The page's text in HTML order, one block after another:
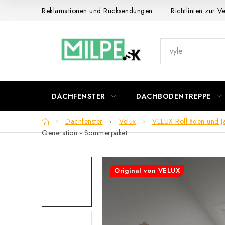
Reklamationen und Rücksendungen Richtlinien zur
DACHFENSTER DACHBODENTREPPE
StartseiteDachfenster Velux
VELUX Rollläden und
Generation- Sommerpaket
Original von VELUX